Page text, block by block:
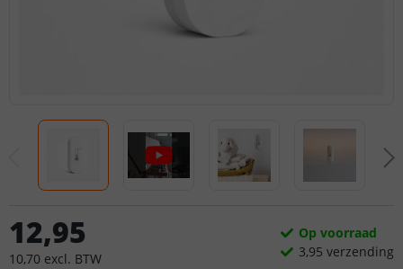
12,95
10,70 excl. BTW
Op voorraad
3,95 verzending